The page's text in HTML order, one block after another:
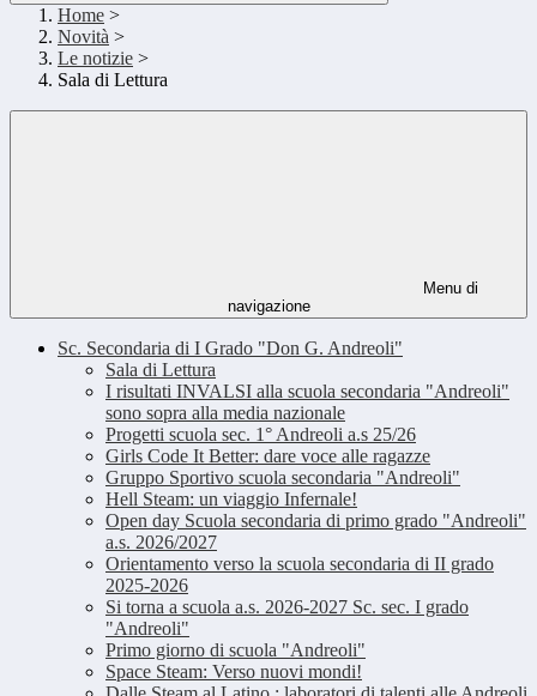
Home >
Novità >
Le notizie >
Sala di Lettura
Menu di
navigazione
Sc. Secondaria di I Grado "Don G. Andreoli"
Sala di Lettura
I risultati INVALSI alla scuola secondaria "Andreoli"
sono sopra alla media nazionale
Progetti scuola sec. 1° Andreoli a.s 25/26
Girls Code It Better: dare voce alle ragazze
Gruppo Sportivo scuola secondaria "Andreoli"
Hell Steam: un viaggio Infernale!
Open day Scuola secondaria di primo grado "Andreoli"
a.s. 2026/2027
Orientamento verso la scuola secondaria di II grado
2025-2026
Si torna a scuola a.s. 2026-2027 Sc. sec. I grado
"Andreoli"
Primo giorno di scuola "Andreoli"
Space Steam: Verso nuovi mondi!